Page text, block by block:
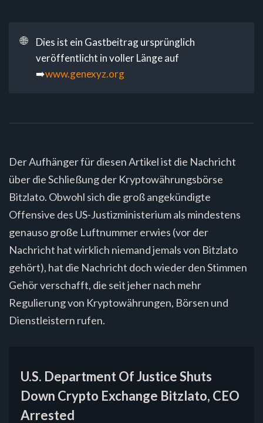
🌐
Dies ist ein Gastbeitrag ursprünglich
veröffentlicht in voller Länge auf
➡️www.genexyz.org
Der Aufhänger für diesen Artikel ist die Nachricht
über die Schließung der Kryptowährungsbörse
Bitzlato. Obwohl sich die groß angekündigte
Offensive des US-Justizministerium als mindestens
genauso große Luftnummer erwies (vor der
Nachricht hat wirklich niemand jemals von Bitzlato
gehört), hat die Nachricht doch wieder den Stimmen
Gehör verschafft, die seit jeher nach mehr
Regulierung von Kryptowährungen, Börsen und
Dienstleistern rufen.
U.S. Department Of Justice Shuts
Down Crypto Exchange Bitzlato, CEO
Arrested